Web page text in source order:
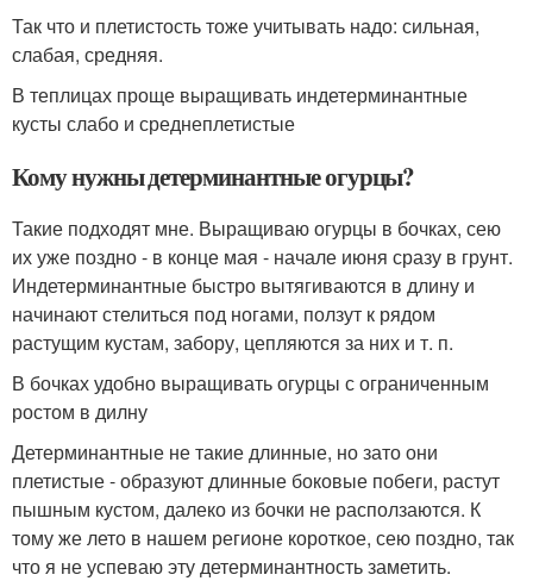
Так что и плетистость тоже учитывать надо: сильная,
слабая, средняя.
В теплицах проще выращивать индетерминантные
кусты слабо и среднеплетистые
Кому нужны детерминантные огурцы?
Такие подходят мне. Выращиваю огурцы в бочках, сею
их уже поздно - в конце мая - начале июня сразу в грунт.
Индетерминантные быстро вытягиваются в длину и
начинают стелиться под ногами, ползут к рядом
растущим кустам, забору, цепляются за них и т. п.
В бочках удобно выращивать огурцы с ограниченным
ростом в дилну
Детерминантные не такие длинные, но зато они
плетистые - образуют длинные боковые побеги, растут
пышным кустом, далеко из бочки не расползаются. К
тому же лето в нашем регионе короткое, сею поздно, так
что я не успеваю эту детерминантность заметить.